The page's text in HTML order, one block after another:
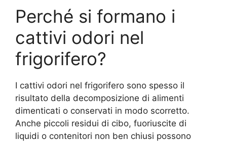
Perché si formano i
cattivi odori nel
frigorifero?
I cattivi odori nel frigorifero sono spesso il
risultato della decomposizione di alimenti
dimenticati o conservati in modo scorretto.
Anche piccoli residui di cibo, fuoriuscite di
liquidi o contenitori non ben chiusi possono